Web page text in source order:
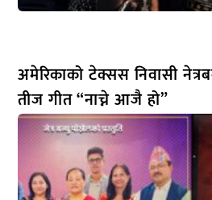
अमेरिकाको टेक्सस निवासी
तीज गीत “नाच्ने आजै हो”